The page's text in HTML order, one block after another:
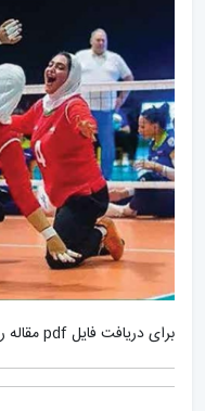
برای دریافت فایل pdf مقاله روی این